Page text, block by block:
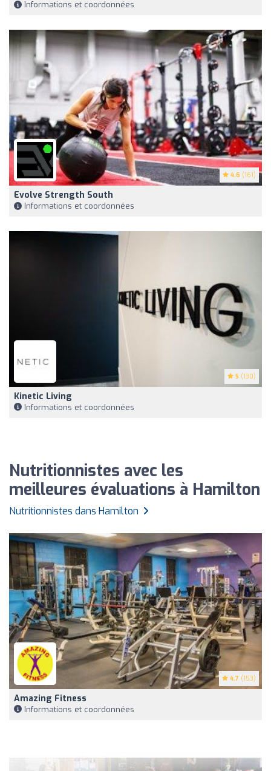
Informations et coordonnées
4.6 (161)
Evolve Strength South
Informations et coordonnées
5 (130)
Kinetic Living
Informations et coordonnées
Nutritionnistes avec les
meilleures évaluations à Hamilton
Nutritionnistes dans Hamilton
4.7 (153)
Amazing Fitness
Informations et coordonnées